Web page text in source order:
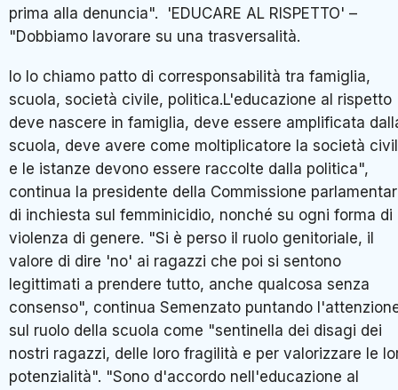
prima alla denuncia". 'EDUCARE AL RISPETTO' –
"Dobbiamo lavorare su una trasversalità.
Io lo chiamo patto di corresponsabilità tra famiglia,
scuola, società civile, politica.L'educazione al rispetto
deve nascere in famiglia, deve essere amplificata
scuola, deve avere come moltiplicatore la società
e le istanze devono essere raccolte dalla politica",
continua la presidente della Commissione
di inchiesta sul femminicidio, nonché su ogni forma di
violenza di genere. "Si è perso il ruolo genitoriale, il
valore di dire 'no' ai ragazzi che poi si sentono
legittimati a prendere tutto, anche qualcosa senza
consenso", continua Semenzato puntando
sul ruolo della scuola come "sentinella dei disagi dei
nostri ragazzi, delle loro fragilità e per valorizzare le
potenzialità". "Sono d'accordo nell'educazione al